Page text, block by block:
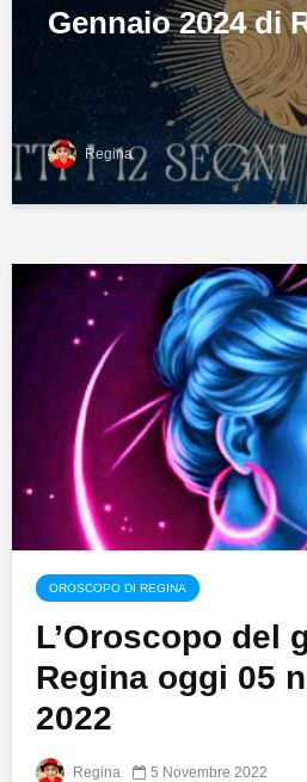
Gennaio 2024 di
Regina
OROSCOPO DI REGINA
L’Oroscopo del
Regina oggi 05
2022
Regina 5 Novembre 2022